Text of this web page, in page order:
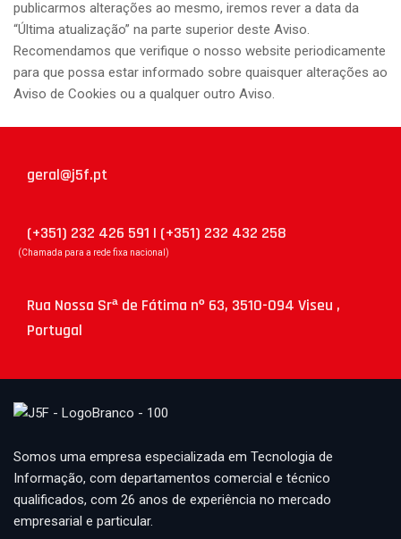
publicarmos alterações ao mesmo, iremos rever a data da
“Última atualização” na parte superior deste Aviso.
Recomendamos que verifique o nosso website periodicamente
para que possa estar informado sobre quaisquer alterações ao
Aviso de Cookies ou a qualquer outro Aviso.
geral@j5f.pt
(+351) 232 426 591 | (+351) 232 432 258
(Chamada para a rede fixa nacional)
Rua Nossa Srª de Fátima nº 63, 3510-094 Viseu ,
Portugal
Somos uma empresa especializada em Tecnologia de
Informação, com departamentos comercial e técnico
qualificados, com 26 anos de experiência no mercado
empresarial e particular.